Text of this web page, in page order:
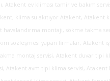
ev kliması tamir ve bakım
klima su akıtıyor Atakent, Atakent
montajı, sökme takma
sözleşmesi yapan firmalar, Atakent
montaj servisi, Atakent duvar tipi
Atakent avm tipi klima servisi,